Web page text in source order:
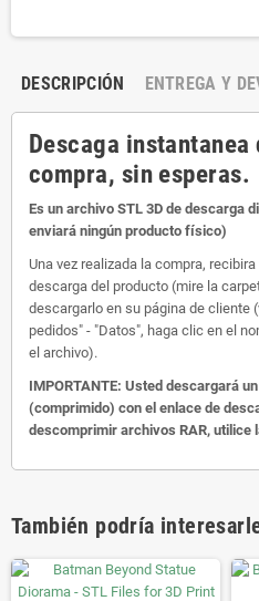
DESCRIPCIÓN ENTREGA Y
Descaga instantanea
compra, sin esperas.
Es un archivo STL 3D de descarga
enviará ningún producto físico)
Una vez realizada la compra,
descarga del producto (mire la
descargarlo en su página de cliente
pedidos" - "Datos", haga clic en el
el archivo).
IMPORTANTE: Usted descargará
(comprimido) con el enlace de
descomprimir archivos RAR, utilice
También podría